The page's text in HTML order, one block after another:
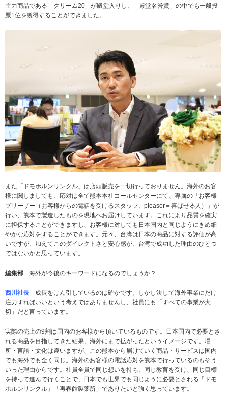
主力商品である「クリーム20」が殿堂入りし、「殿堂名誉賞」の中でも一般投
票1位を獲得することができました。
また「ドモホルンリンクル」は店頭販売を一切行っておりません。海外のお客
様に関しましても、応対は全て熊本本社コールセンターにて、専属の「お客様
プリーザー（お客様からの電話を受けるスタッフ、pleaser＝喜ばせる人）」が
行い、熊本で製造したものを現地へお届けしています。これにより品質を確実
に担保することができますし、お客様に対しても日本国内と同じようにきめ細
やかな応対をすることができます。元々、台湾は日本の商品に対する評価が高
いですが、加えてこのダイレクトさと安心感が、台湾で成功した理由のひとつ
ではないかと思っています。
編集部 海外が今後のキーワードになるのでしょうか？
西川社長 成長をけん引しているのは確かです。しかし決して海外事業にだけ
注力すればいいという考えではありませんし、社員にも「すべての事業が大
切」だと言っています。
実際の売上の9割は国内のお客様から頂いているものです。日本国内で必要とさ
れる商品を目指してきた結果、海外にまで拡がったというイメージです。場
所・言語・文化は違いますが、この熊本から届けていく商品・サービスは国内
でも海外でも全く同じ。海外のお客様の電話応対を熊本で行っているのもそう
いった理由からです。社員全員で同じ想いを持ち、同じ教育を受け、同じ目標
を持って進んで行くことで、日本でも世界でも同じように必要とされる「ドモ
ホルンリンクル」「再春館製薬所」でありたいと強く思っています。